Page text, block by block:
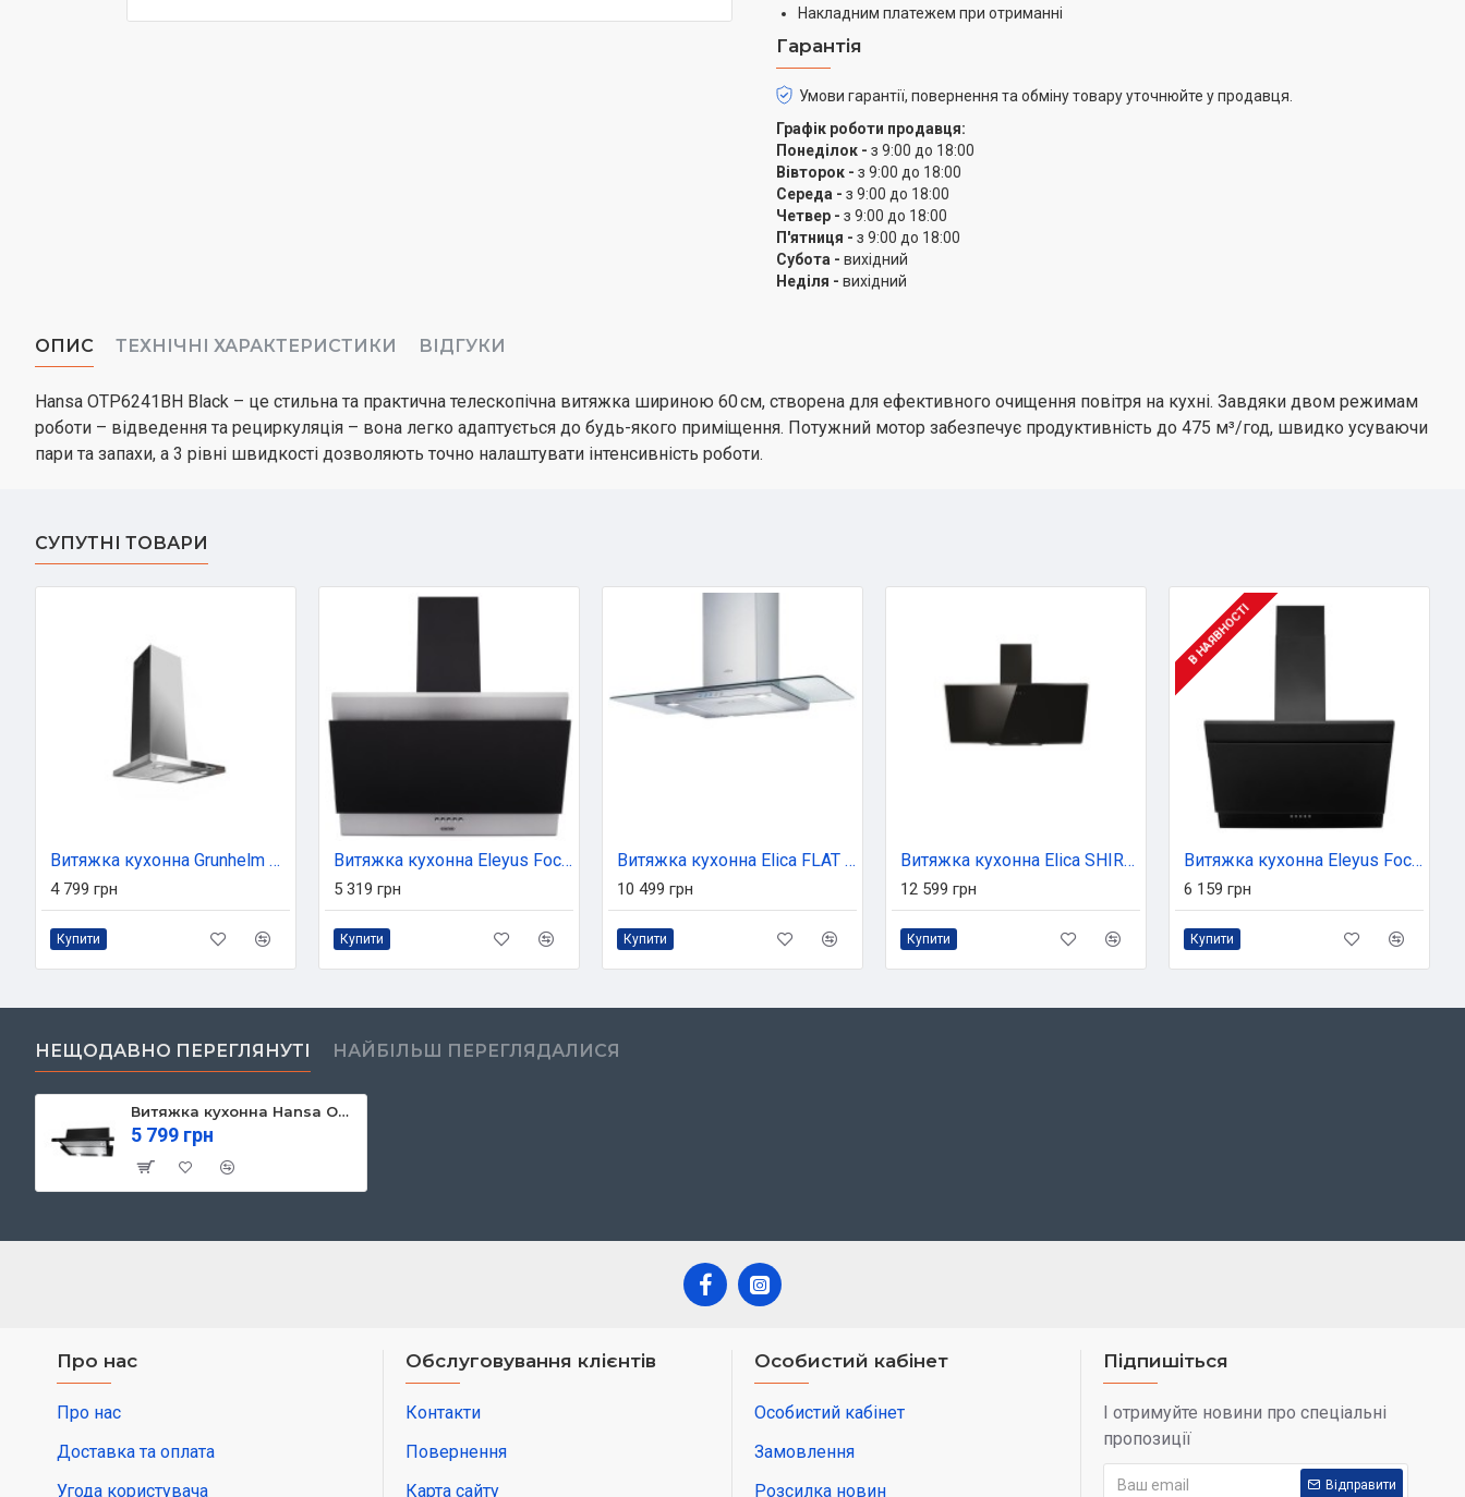
Накладним платежем при отриманні
Гарантія
Умови гарантії, повернення та обміну товару уточнюйте у продавця.
Графік роботи продавця:
Понеділок - з 9:00 до 18:00
Вівторок - з 9:00 до 18:00
Середа - з 9:00 до 18:00
Четвер - з 9:00 до 18:00
П'ятниця - з 9:00 до 18:00
Субота - вихідний
Неділя - вихідний
ОПИС ТЕХНІЧНІ ХАРАКТЕРИСТИКИ ВІДГУКИ
Hansa OTP6241BH Black – це стильна та практична телескопічна витяжка шириною 60 см, створена для ефективного очищення повітря на кухні. Завдяки двом режимам
роботи – відведення та рециркуляція – вона легко адаптується до будь-якого приміщення. Потужний мотор забезпечує продуктивність до 475 м³/год, швидко усуваючи
пари та запахи, а 3 рівні швидкості дозволяють точно налаштувати інтенсивність роботи.
СУПУТНІ ТОВАРИ
Витяжка кухонна Grunhelm GVT 076 TI
4 799 грн
Купити
Витяжка кухонна Eleyus Focus 700 60 IS+BL
5 319 грн
Купити
Витяжка кухонна Elica FLAT GLASS IX A/60
10 499 грн
Купити
Витяжка кухонна Elica SHIRE BL/A/90
12 599 грн
Купити
В НАЯВНОСТІ
Витяжка кухонна Eleyus Focus 1000 50 BL
6 159 грн
Купити
НЕЩОДАВНО ПЕРЕГЛЯНУТІ НАЙБІЛЬШ ПЕРЕГЛЯДАЛИСЯ
Витяжка кухонна Hansa OTP6241BH
5 799 грн
Про нас
Про нас
Доставка та оплата
Угода користувача
Обслуговування клієнтів
Контакти
Повернення
Карта сайту
Особистий кабінет
Особистий кабінет
Замовлення
Розсилка новин
Підпишіться
І отримуйте новини про спеціальні
пропозиції
Відправити